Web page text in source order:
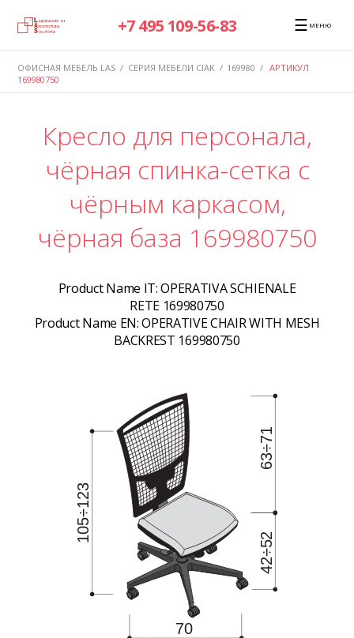
+7 495 109-56-83 ☰ МЕНЮ
ОФИСНАЯ МЕБЕЛЬ LAS / СЕРИЯ МЕБЕЛИ CIAK / 169980 / АРТИКУЛ
169980750
Кресло для персонала,
чёрная спинка-сетка с
чёрным каркасом,
чёрная база 169980750
Product Name IT:OPERATIVA SCHIENALE
RETE 169980750
Product Name EN:OPERATIVE CHAIR WITH MESH
BACKREST 169980750